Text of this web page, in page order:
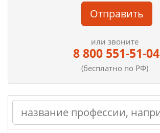
Отправить
или звоните
8 800 551-51-04
(бесплатно по РФ)